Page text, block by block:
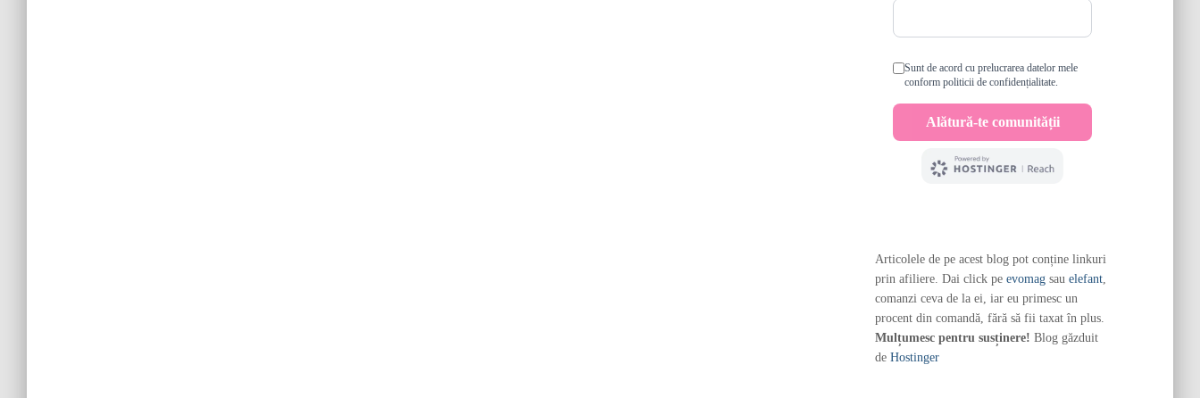
Articolele de pe acest blog pot conține linkuri
prin afiliere. Dai click pe evomagsau elefant,
comanzi ceva de la ei, iar eu primesc un
procent din comandă, fără să fii taxat în plus.
Mulțumesc pentru susținere! Blog găzduit
de Hostinger